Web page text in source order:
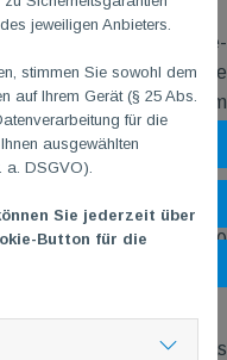
wird also der Boule-
Uhr stattfinden. Eigene
auch Freizeitkugeln zum
können dann spezielle
ab 18:00 Uhr, trainiert
mit ca. 10
in Mainz, Budenheim,
zu kurz, es kann das
jeweiligen Anbieters.
stimmen Sie sowohl dem
auf Ihrem Gerät (§ 25 Abs.
für die
ausgewählten
a. DSGVO).
Sie jederzeit über
Button für die